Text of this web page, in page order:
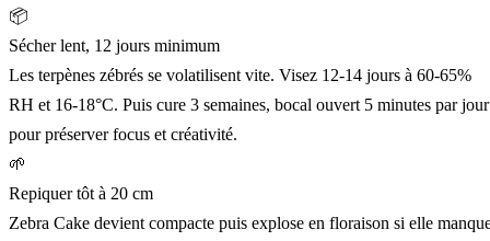
📦
Sécher lent, 12 jours minimum
Les terpènes zébrés se volatilisent vite. Visez 12-14 jours à 60-65%
RH et 16-18°C. Puis cure 3 semaines, bocal ouvert 5 minutes par jour
pour préserver focus et créativité.
🌱
Repiquer tôt à 20 cm
Zebra Cake devient compacte puis explose en floraison si elle